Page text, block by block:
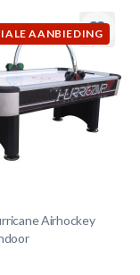
AANBIEDING
Airhockey